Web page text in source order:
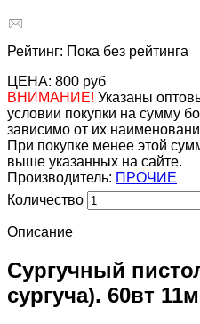
Рейтинг: Пока без рейтинга
ЦЕНА: 800 руб
ВНИМАНИЕ! Указаны
условии покупки на сумму
зависимо от их
При покупке менее этой
выше указанных на сайте.
Производитель: ПРОЧИЕ
Количество
Описание
Сургучный
сургуча). 60вт